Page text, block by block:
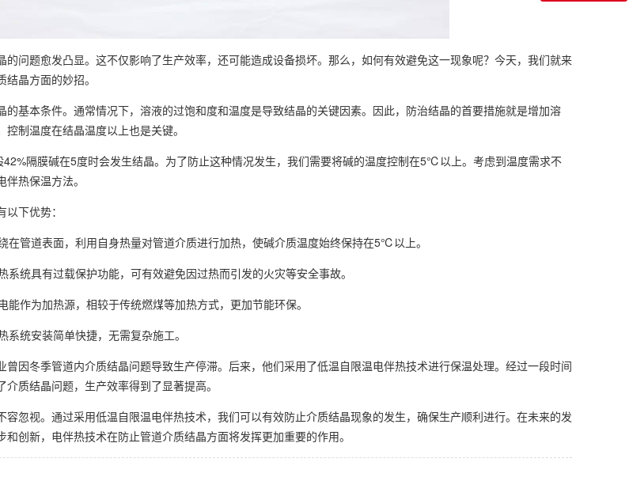
的问题愈发凸显。这不仅影响了生产效率，还可能造成设备损坏。那么，如何有效避免这一现象呢？今天，我们就来
晶方面的妙招。
的基本条件。通常情况下，溶液的过饱和度和温度是导致结晶的关键因素。因此，防治结晶的首要措施就是增加溶
制温度在结晶温度以上也是关键。
42%隔膜碱在5度时会发生结晶。为了防止这种情况发生，我们需要将碱的温度控制在5℃以上。考虑到温度需求不
热保温方法。
下优势：
在管道表面，利用自身热量对管道介质进行加热，使碱介质温度始终保持在5℃以上。
系统具有过载保护功能，可有效避免因过热而引发的火灾等安全事故。
能作为加热源，相较于传统燃煤等加热方式，更加节能环保。
统安装简单快捷，无需复杂施工。
曾因冬季管道内介质结晶问题导致生产停滞。后来，他们采用了低温自限温电伴热技术进行保温处理。经过一段时间
质结晶问题，生产效率得到了显著提高。
容忽视。通过采用低温自限温电伴热技术，我们可以有效防止介质结晶现象的发生，确保生产顺利进行。在未来的发
创新，电伴热技术在防止管道介质结晶方面将发挥更加重要的作用。